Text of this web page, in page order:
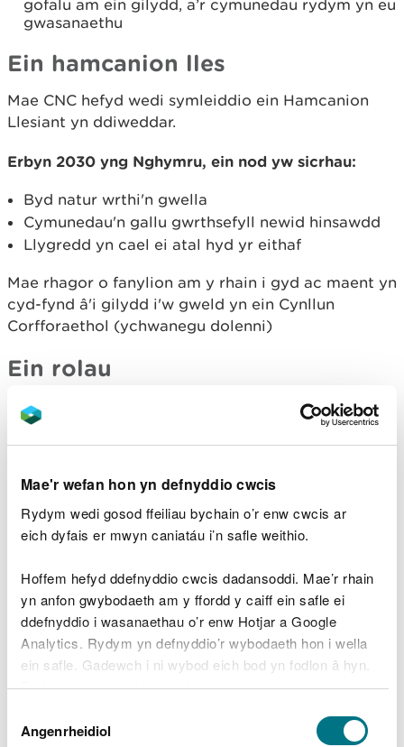
Mae'r wefan hon yn defnyddio cwcis
Rydym wedi gosod ffeiliau bychain o’r enw cwcis ar
eich dyfais er mwyn caniatáu i’n safle weithio.
Hoffem hefyd ddefnyddio cwcis dadansoddi. Mae’r rhain
yn anfon gwybodaeth am y ffordd y caiff ein safle ei
ddefnyddio i wasanaethau o’r enw Hotjar a Google
Analytics. Rydym yn defnyddio’r wybodaeth hon i wella
ein safle. Gadewch i ni wybod eich bod yn fodlon â hyn.
Byddwn yn defnyddio cwci i gadw eich dewis.
Gellirdarllen mwy am ein cwcis cyn i chi ddewis.
Caniatâd
Angenrheidiol
gofalu am ein gilydd, a’r cymunedau rydym yn eu
gwasanaethu
Ein hamcanion lles
Mae CNC hefyd wedi symleiddio ein Hamcanion
Llesiant yn ddiweddar.
Erbyn 2030 yng Nghymru, ein nod yw sicrhau:
Byd natur wrthi'n gwella
Cymunedau'n gallu gwrthsefyll newid hinsawdd
Llygredd yn cael ei atal hyd yr eithaf
Mae rhagor o fanylion am y rhain i gyd ac maent yn
cyd-fynd â'i gilydd i'w gweld yn ein Cynllun
Corfforaethol (ychwanegu dolenni)
Ein rolau
Mae gan CNC gyfrifoldebau amrywiol ac eang
iawn. Mae’n rhaid i’n gweithgareddau masnachol
fynd law yn llaw â’r cyfrifoldebau hyn, gan
chydweithio â’r sefydliad cyfan.
Dyma sut y gellir disgrifio ein rolau gwahanol:
Cynghorydd:prif gynghorydd Llywodraeth Cymru,
cynghorydd diwydiannau a’r sector cyhoeddus a
gwirfoddol ehangach, a chyfathrebwr ynghylch
materion sy’n ymwneud â’r amgylchedd a’i
adnoddau naturiol
gan gynnwys y diwydiannau morol, coedwigaeth a
gwastraff, ac yn erlyn y rhai sy’n torri’r rheolau yr